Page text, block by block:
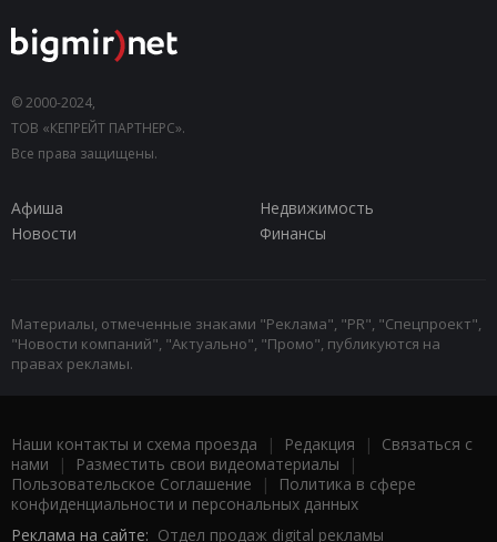
© 2000-2024,
ТОВ «КЕПРЕЙТ ПАРТНЕРС».
Все права защищены.
Афиша
Недвижимость
Новости
Финансы
Материалы, отмеченные знаками "Реклама", "PR", "Спецпроект",
"Новости компаний", "Актуально", "Промо", публикуются на
правах рекламы.
Наши контакты и схема проезда | Редакция | Связаться с
нами | Разместить свои видеоматериалы |
Пользовательское Соглашение |
Политика в сфере
конфиденциальности и персональных данных
Реклама на сайте: Отдел продаж digital рекламы